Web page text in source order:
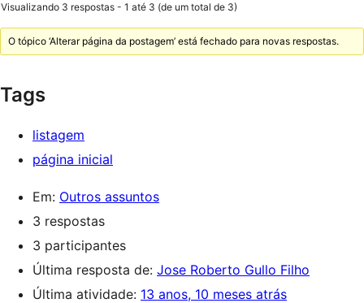
Visualizando 3 respostas - 1 até 3 (de um total de 3)
O tópico ‘Alterar página da postagem’ está fechado para novas respostas.
Tags
listagem
página inicial
Em: Outros assuntos
3 respostas
3 participantes
Última resposta de: Jose Roberto Gullo Filho
Última atividade: 13 anos, 10 meses atrás